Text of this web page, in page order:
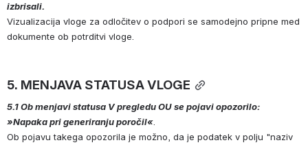
izbrisali.
Vizualizacija vloge za odločitev o podpori se samodejno pripne med
dokumente ob potrditvi vloge.
5. MENJAVA STATUSA VLOGE
5.1 Ob menjavi statusa V pregledu OU se pojavi opozorilo:
»Napaka pri generiranju poročil«
Ob pojavu takega opozorila je možno, da je podatek v polju "naziv